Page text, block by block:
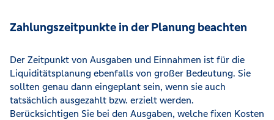
Zahlungszeitpunkte in der Planung beachten
Der Zeitpunkt von Ausgaben und Einnahmen ist für die
Liquiditätsplanung ebenfalls von großer Bedeutung. Sie
sollten genau dann eingeplant sein, wenn sie auch
tatsächlich ausgezahlt bzw. erzielt werden.
Berücksichtigen Sie bei den Ausgaben, welche fixen Kosten